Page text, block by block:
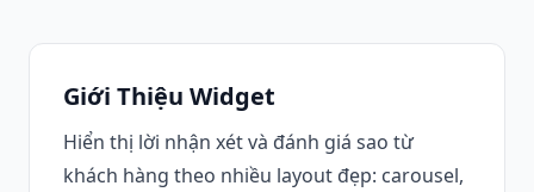
Giới Thiệu Widget
Hiển thị lời nhận xét và đánh giá sao từ
khách hàng theo nhiều layout đẹp: carousel,